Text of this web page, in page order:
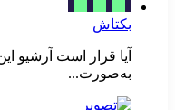
بکتاش
آیا قرار است آرشیو
به‌صورت...